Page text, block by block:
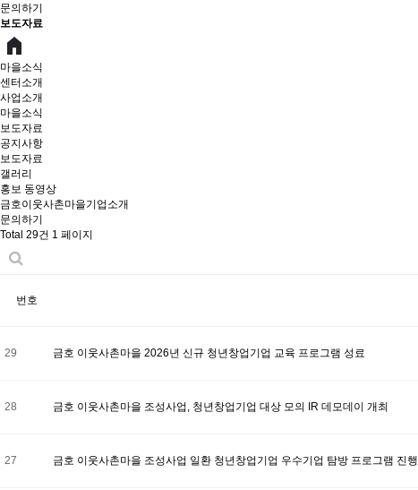
문의하기
보도자료
마을소식
센터소개
사업소개
마을소식
보도자료
공지사항
보도자료
갤러리
홍보 동영상
금호이웃사촌마을기업소개
문의하기
Total 29건 1 페이지
번호
29 금호 이웃사촌마을 2026년 신규 청년창업기업 교육 프로그램 성료
28 금호 이웃사촌마을 조성사업, 청년창업기업 대상 모의 IR 데모데이 개최
27 금호 이웃사촌마을 조성사업 일환 청년창업기업 우수기업 탐방 프로그램 진행